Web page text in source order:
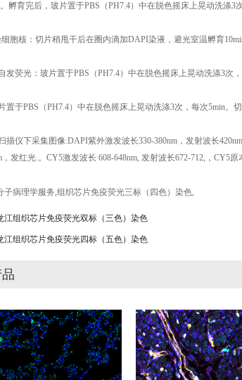
孵育完后，玻片置于PBS（PH7.4）中在脱色摇床上晃动洗涤3
胞核：切片稍甩干后在圈内滴加DAPI染液，避光室温孵育
发荧光：玻片置于PBS（PH7.4）中在脱色摇床上晃动洗涤3次
置于PBS（PH7.4）中在脱色摇床上晃动洗涤3次，每次5min。
描仪下采集图像:DAPI紫外激发波长330-380nm，发射波长
，发红光.。CY5激发波长 608-648nm, 发射波长672-712,，CY5
子病理学服务,组织芯片免疫荧光三标（四色）染色,
江组织芯片免疫荧光双标（三色）染色
江组织芯片免疫荧光四标（五色）染色